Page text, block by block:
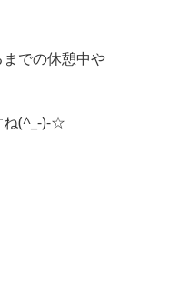
での休憩中や
ね(^_-)-☆